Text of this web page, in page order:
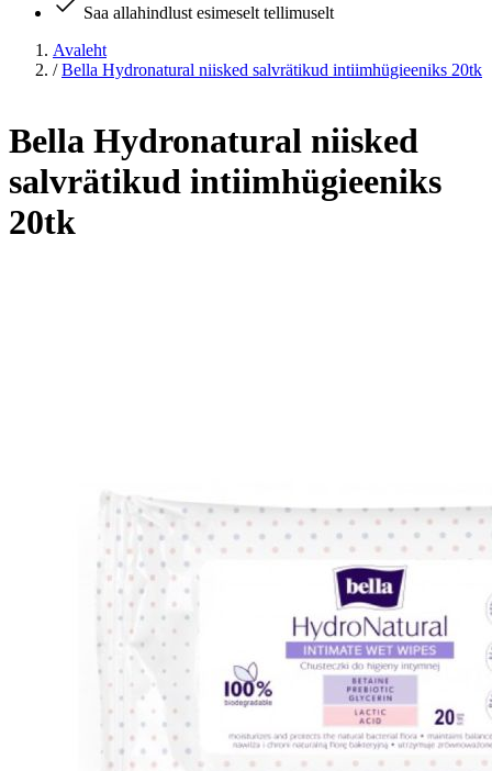
Saa allahindlust esimeselt tellimuselt
Avaleht
/ Bella Hydronatural niisked salvrätikud intiimhügieeniks 20tk
Bella Hydronatural niisked
salvrätikud intiimhügieeniks
20tk